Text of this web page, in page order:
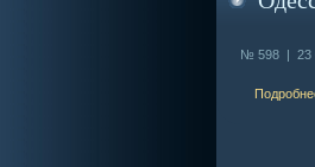
№ 598 | 23